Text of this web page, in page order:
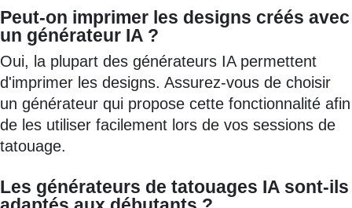
Peut-on imprimer les designs créés avec
un générateur IA ?
Oui, la plupart des générateurs IA permettent
d'imprimer les designs. Assurez-vous de choisir
un générateur qui propose cette fonctionnalité afin
de les utiliser facilement lors de vos sessions de
tatouage.
Les générateurs de tatouages IA sont-ils